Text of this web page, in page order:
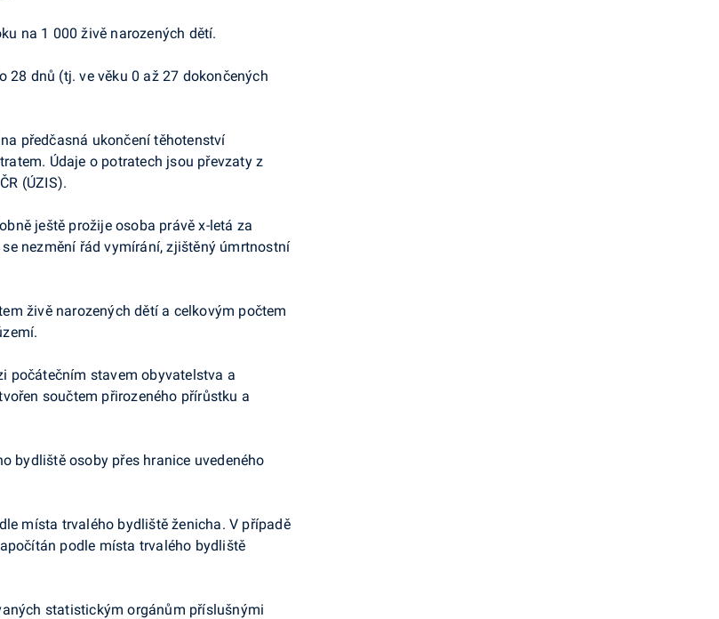
na 1 000 živě narozených dětí.
28 dnů (tj. ve věku 0 až 27 dokončených
předčasná ukončení těhotenství
Údaje o potratech jsou převzaty z
(ÚZIS).
ještě prožije osoba právě x-letá za
nezmění řád vymírání, zjištěný úmrtnostní
živě narozených dětí a celkovým počtem
počátečním stavem obyvatelstva a
součtem přirozeného přírůstku a
bydliště osoby přes hranice uvedeného
místa trvalého bydliště ženicha. V případě
podle místa trvalého bydliště
statistickým orgánům příslušnými